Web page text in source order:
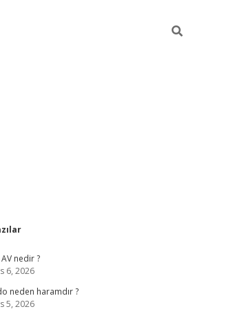
nedir ?
6, 2026
neden haramdır ?
5, 2026